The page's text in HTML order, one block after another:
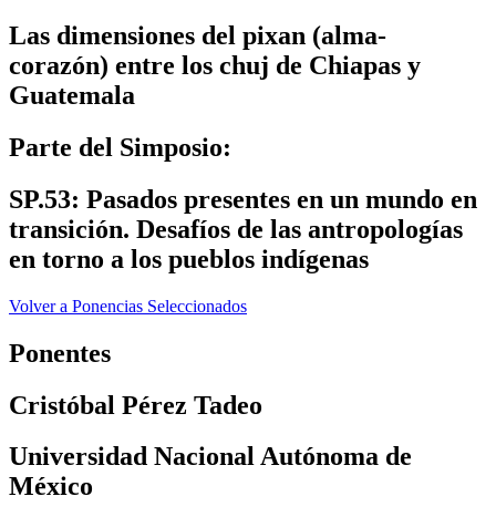
Las dimensiones del pixan (alma-
corazón) entre los chuj de Chiapas y
Guatemala
Parte del Simposio:
SP.53: Pasados presentes en un mundo en
transición. Desafíos de las antropologías
en torno a los pueblos indígenas
Volver a Ponencias Seleccionados
Ponentes
Cristóbal Pérez Tadeo
Universidad Nacional Autónoma de
México